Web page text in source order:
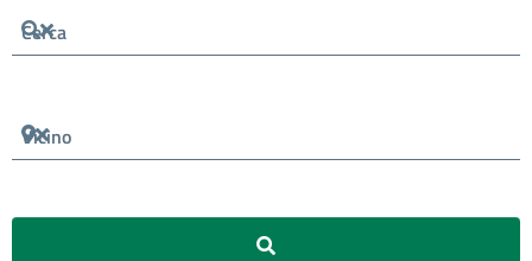
Cerca
Vicino
Cerca